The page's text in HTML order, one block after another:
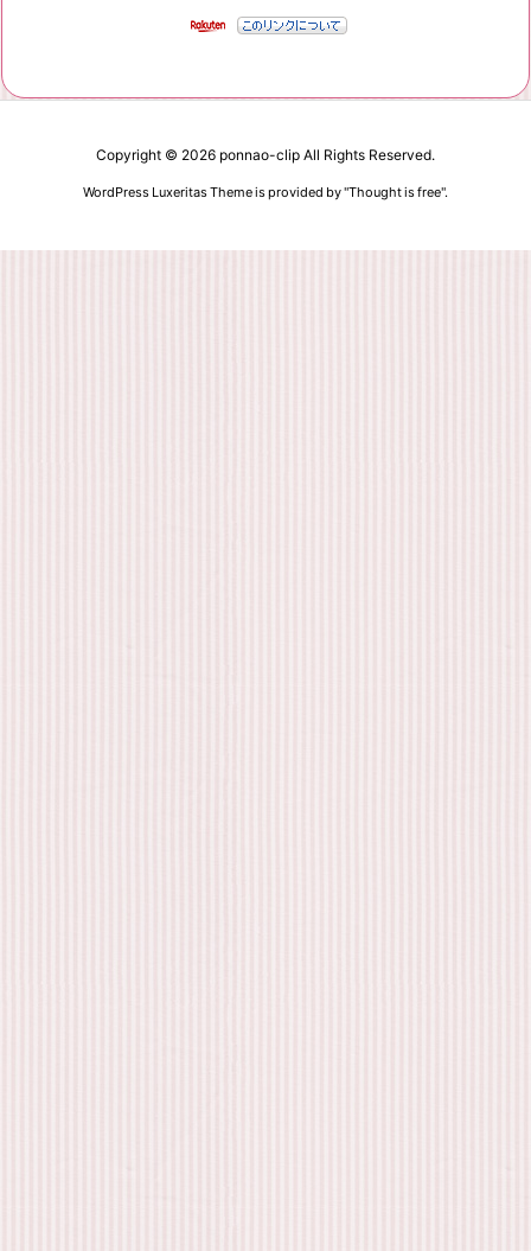
Copyright © 2026 ponnao-clip All Rights Reserved.
WordPress Luxeritas Theme is provided by "Thought is free".